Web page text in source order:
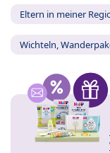
Eltern in meiner
Wichteln,